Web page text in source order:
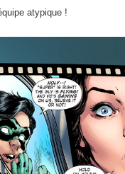
atypique !